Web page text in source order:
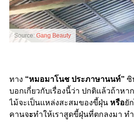
Source: Gang Beauty
ทาง “หมอมาโนช ประภาษานนท์” ซิ
บอกเกี่ยวกับเรื่องนี้ว่า ปกติแล้วถ้าห
ไม้จะเป็นแหล่งสะสมของขี้ฝุ่น หรือยั
คานจะทำให้เราสูดขี้ฝุ่นที่ตกลงมา ท